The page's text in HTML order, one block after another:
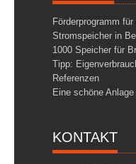
Förderprogramm
Stromspeicher in
1000 Speicher für
Tipp:
Referenzen
Eine schöne
KONTAKT